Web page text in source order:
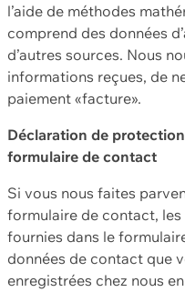
l’aide de méthodes
comprend des données
d’autres sources. Nous
informations reçues, de
paiement «facture».
Déclaration de
formulaire de contact
Si vous nous faites
formulaire de contact,
fournies dans le
données de contact que
enregistrées chez nous